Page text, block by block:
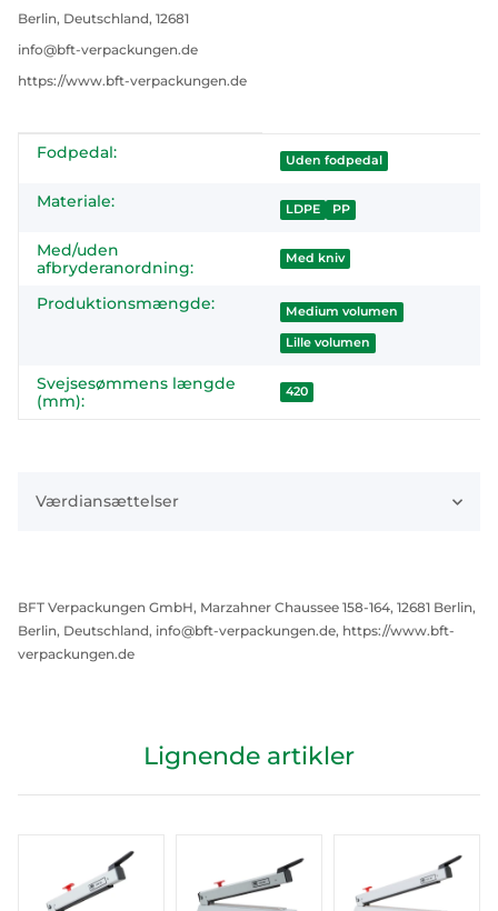
Berlin, Deutschland, 12681
info@bft-verpackungen.de
https://www.bft-verpackungen.de
#productDetails.itemInformation#
#productDetails.itemValue#
Fodpedal: Uden fodpedal
Materiale: LDPE PP
Med/uden
afbryderanordning:
Med kniv
Produktionsmængde: Medium volumen
Lille volumen
Svejsesømmens længde
(mm):
420
Værdiansættelser
BFT Verpackungen GmbH, Marzahner Chaussee 158-164, 12681 Berlin,
Berlin, Deutschland, info@bft-verpackungen.de, https://www.bft-
verpackungen.de
Lignende artikler